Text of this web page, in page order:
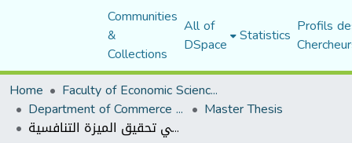
Communities
&
Collections
All of
DSpace Statistics Profils
Home
Faculty of Economic Sciences, Commerce and Management Sciences
Department of Commerce Science Master Thesis
دور الاستراتيجيات البديلة لمزيج المنتجات في تحقيق الميزة التنافسية